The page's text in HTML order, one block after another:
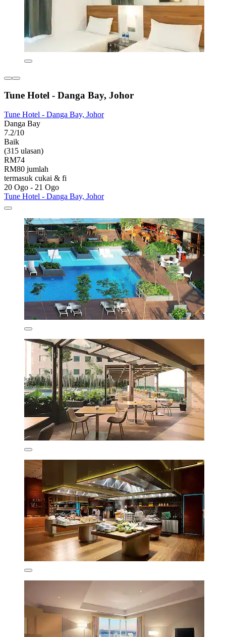
Tune Hotel - Danga Bay, Johor
Tune Hotel - Danga Bay, Johor
Danga Bay
7.2/10
Baik
(315 ulasan)
RM74
RM80 jumlah
termasuk cukai & fi
20 Ogo - 21 Ogo
Tune Hotel - Danga Bay, Johor